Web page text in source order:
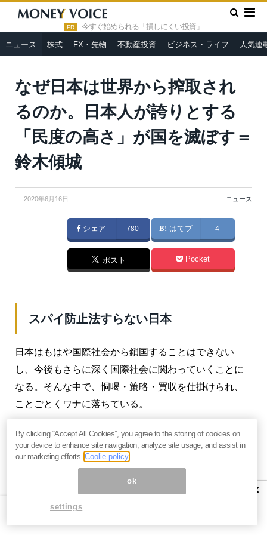
PR 今すぐ始められる「損しにくい投資」
ニュース 株式 FX・先物 不動産投資 ビジネス・ライフ 人気連
HOME » ニュース »
なぜ日本は世界から搾取されるのか。日本
人が誇りとする「民度の高さ」が国を滅ぼす＝鈴木傾城
なぜ日本は世界から搾取され
るのか。日本人が誇りとする
「民度の高さ」が国を滅ぼす＝
鈴木傾城
2020年6月16日 ニュース
シェア 780 はてブ 4
ポスト Pocket
スパイ防止法すらない日本
日本はもはや国際社会から鎖国することはできない
し、今後もさらに深く国際社会に関わっていくことに
なる。そんな中で、恫喝・策略・買収を仕掛けられ、
ことごとくワナに落ちている。
日本人はあまりにも無邪気すぎた。
今のままの意識で行くと、やがては国そのものが転覆
×
By clicking “Accept All Cookies”, you agree to the storing of cookies on
your device to enhance site navigation, analyze site usage, and assist in
our marketing efforts.Coolie policy
ok
settings